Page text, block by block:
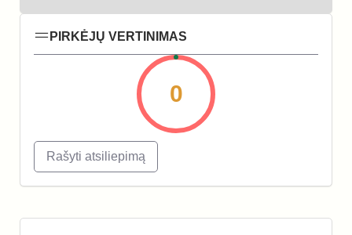
PIRKĖJŲ VERTINIMAS
0
Rašyti atsiliepimą